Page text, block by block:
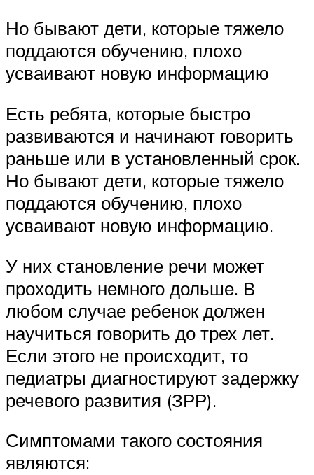
Но бывают дети, которые тяжело
поддаются обучению, плохо
усваивают новую информацию
Есть ребята, которые быстро
развиваются и начинают говорить
раньше или в установленный срок.
Но бывают дети, которые тяжело
поддаются обучению, плохо
усваивают новую информацию.
У них становление речи может
проходить немного дольше. В
любом случае ребенок должен
научиться говорить до трех лет.
Если этого не происходит, то
педиатры диагностируют задержку
речевого развития (ЗРР).
Симптомами такого состояния
являются: